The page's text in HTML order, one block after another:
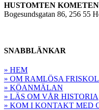
HUSTOMTEN KOMETEN
Bogesundsgatan 86, 256 55
SNABBLÄNKAR
» HEM
» OM RAMLÖSA
» KÖANMÄLAN
» LÄS OM VÅR HISTORIA
» KOM I KONTAKT MED